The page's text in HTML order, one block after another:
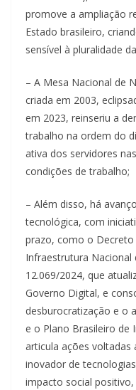
promove a ampliação
Estado brasileiro,
sensível à pluralidade
– A Mesa Nacional de
criada em 2003,
em 2023, reinseriu a
trabalho na ordem do
ativa dos servidores
condições de trabalho;
– Além disso, há
tecnológica, com
prazo, como o Decreto
Infraestrutura
12.069/2024, que
Governo Digital, e
desburocratização e o
e o Plano Brasileiro de
articula ações voltadas
inovador de
impacto social